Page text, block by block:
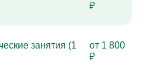
₽
занятия (1
от 1 800
₽